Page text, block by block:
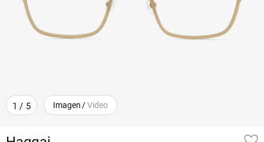
1 / 5 Imagen /Video